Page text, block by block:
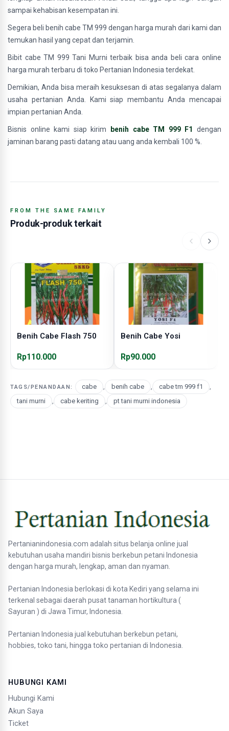
sampai kehabisan kesempatan ini.
Segera beli benih cabe TM 999 dengan harga murah dari kami dan
temukan hasil yang cepat dan terjamin.
Bibit cabe TM 999 Tani Murni terbaik bisa anda beli cara online
harga murah terbaru di toko Pertanian Indonesia terdekat.
Demikian, Anda bisa meraih kesuksesan di atas segalanya dalam
usaha pertanian Anda. Kami siap membantu Anda mencapai
impian pertanian Anda.
Bisnis online kami siap kirim benih cabe TM 999 F1
dengan
jaminan barang pasti datang atau uang anda kembali 100 %.
FROM THE SAME FAMILY
Produk-produk terkait
Benih Cabe Flash 750
Rp110.000
Benih Cabe Yosi
Rp90.000
TAGS/PENANDAAN: cabe , benih cabe , cabe tm 999 f1
,
tani murni
, cabe keriting , pt tani murni indonesia
Pertanianindonesia.com adalah situs belanja online jual
kebutuhan usaha mandiri bisnis berkebun petani Indonesia
dengan harga murah, lengkap, aman dan nyaman.
Pertanian Indonesia berlokasi di kota Kediri yang selama ini
terkenal sebagai daerah pusat tanaman hortikultura (
Sayuran ) di Jawa Timur, Indonesia.
Pertanian Indonesia jual kebutuhan berkebun petani,
hobbies, toko tani, hingga toko pertanian di Indonesia.
HUBUNGI KAMI
Hubungi Kami
Akun Saya
Ticket